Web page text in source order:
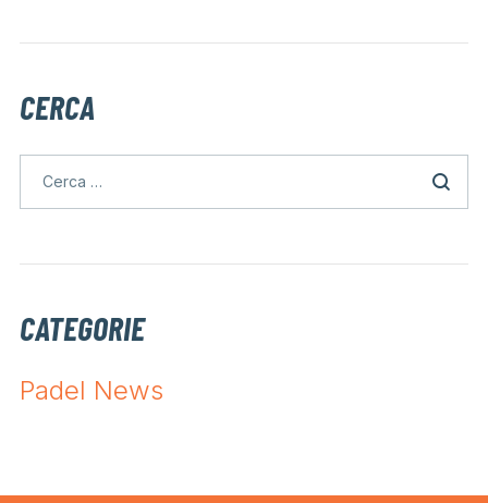
CERCA
CATEGORIE
Padel News